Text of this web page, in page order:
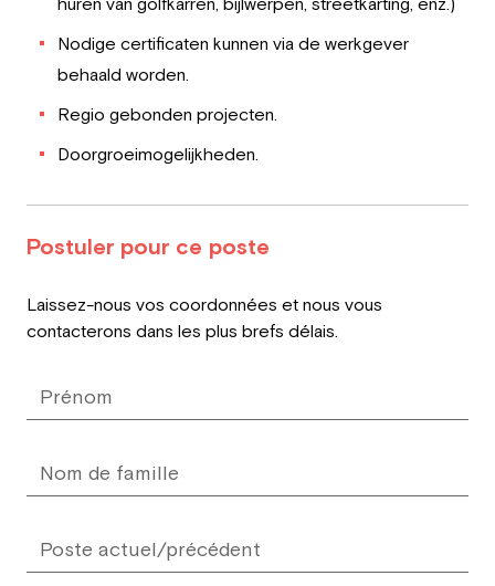
Nodige certificaten kunnen via de werkgever
behaald worden.
Regio gebonden projecten.
Doorgroeimogelijkheden.
Postuler pour ce poste
Laissez-nous vos coordonnées et nous vous
contacterons dans les plus brefs délais.